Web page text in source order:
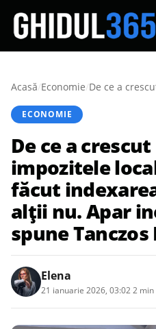
Acasă/Economie/
ECONOMIE
De ce a
impozitele
făcut
alții nu. Apar
spune Tanczos
Elena
21 ianuarie 2026, 03:022